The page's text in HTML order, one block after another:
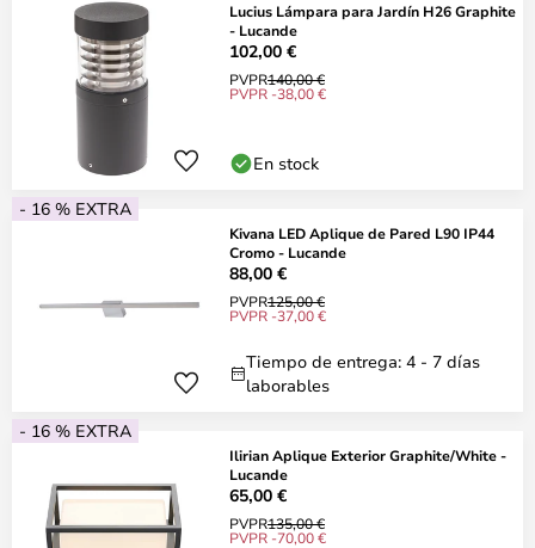
Lucius Lámpara para Jardín H26 Graphite
- Lucande
102,00 €
PVPR140,00 €
PVPR -38,00 €
En stock
- 16 % EXTRA
Kivana LED Aplique de Pared L90 IP44
Cromo - Lucande
88,00 €
PVPR125,00 €
PVPR -37,00 €
Tiempo de entrega: 4 - 7 días
laborables
- 16 % EXTRA
Ilirian Aplique Exterior Graphite/White -
Lucande
65,00 €
PVPR135,00 €
PVPR -70,00 €